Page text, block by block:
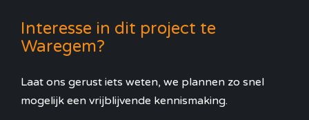
Interesse in dit project te
Waregem?
Laat ons gerust iets weten, we plannen zo snel
mogelijk een vrijblijvende kennismaking.